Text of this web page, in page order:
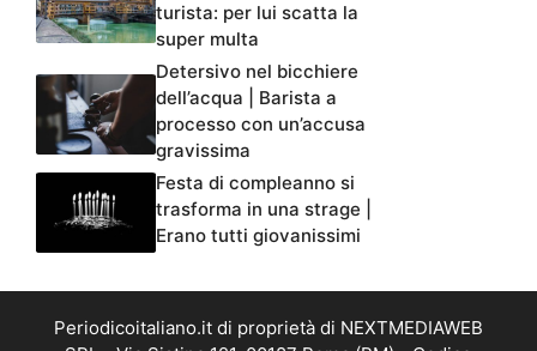
turista: per lui scatta la
super multa
Detersivo nel bicchiere
dell’acqua | Barista a
processo con un’accusa
gravissima
Festa di compleanno si
trasforma in una strage |
Erano tutti giovanissimi
Periodicoitaliano.it di proprietà di NEXTMEDIAWEB